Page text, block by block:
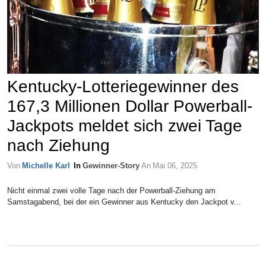
Kentucky-Lotteriegewinner des
167,3 Millionen Dollar Powerball-
Jackpots meldet sich zwei Tage
nach Ziehung
Von Michelle Karl In Gewinner-Story An Mai 06, 2025
Nicht einmal zwei volle Tage nach der Powerball-Ziehung am
Samstagabend, bei der ein Gewinner aus Kentucky den Jackpot v...